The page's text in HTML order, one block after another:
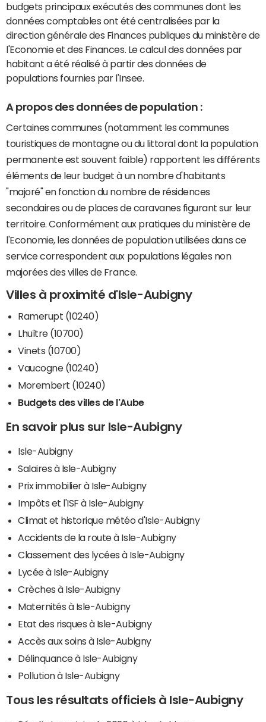
budgets principaux exécutés des communes dont les
données comptables ont été centralisées par la
direction générale des Finances publiques du ministère de
l'Economie et des Finances. Le calcul des données par
habitant a été réalisé à partir des données de
populations fournies par l'Insee.
A propos des données de population :
Certaines communes (notamment les communes
touristiques de montagne ou du littoral dont la population
permanente est souvent faible) rapportent les différents
éléments de leur budget à un nombre d'habitants
"majoré" en fonction du nombre de résidences
secondaires ou de places de caravanes figurant sur leur
territoire. Conformément aux pratiques du ministère de
l'Economie, les données de population utilisées dans ce
service correspondent aux populations légales non
majorées des villes de France.
Villes à proximité d'Isle-Aubigny
Ramerupt (10240)
Lhuître (10700)
Vinets (10700)
Vaucogne (10240)
Morembert (10240)
Budgets des villes de l'Aube
En savoir plus sur Isle-Aubigny
Isle-Aubigny
Salaires à Isle-Aubigny
Prix immobilier à Isle-Aubigny
Impôts et l'ISF à Isle-Aubigny
Climat et historique météo d'Isle-Aubigny
Accidents de la route à Isle-Aubigny
Classement des lycées à Isle-Aubigny
Lycée à Isle-Aubigny
Crèches à Isle-Aubigny
Maternités à Isle-Aubigny
Etat des risques à Isle-Aubigny
Accès aux soins à Isle-Aubigny
Délinquance à Isle-Aubigny
Pollution à Isle-Aubigny
Tous les résultats officiels à Isle-Aubigny